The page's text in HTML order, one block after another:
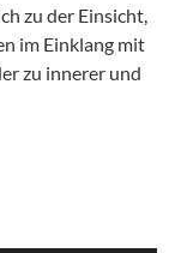
zu der Einsicht,
im Einklang mit
zu innerer und